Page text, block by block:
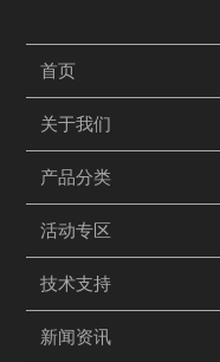
首页
关于我们
产品分类
活动专区
技术支持
新闻资讯